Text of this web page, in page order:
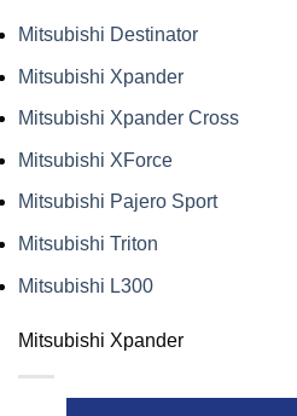
Mitsubishi Destinator
Mitsubishi Xpander
Mitsubishi Xpander Cross
Mitsubishi XForce
Mitsubishi Pajero Sport
Mitsubishi Triton
Mitsubishi L300
Mitsubishi Xpander